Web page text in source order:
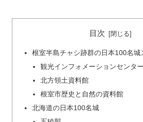
目次
根室半島チャシ跡群の日本100名城
観光インフォメーションセンター
北方領土資料館
根室市歴史と自然の資料館
北海道の日本100名城